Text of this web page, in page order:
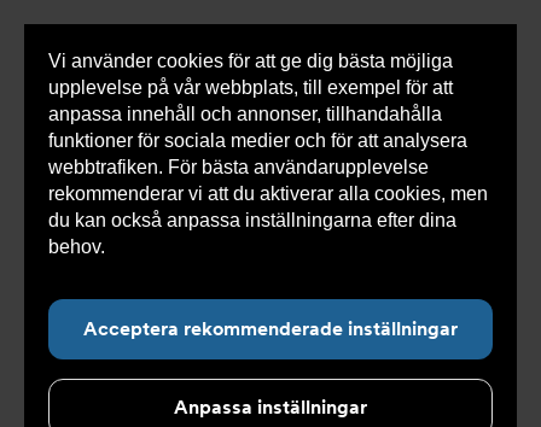
Vi använder cookies för att ge dig bästa möjliga
upplevelse på vår webbplats, till exempel för att
anpassa innehåll och annonser, tillhandahålla
funktioner för sociala medier och för att analysera
webbtrafiken. För bästa användarupplevelse
rekommenderar vi att du aktiverar alla cookies, men
du kan också anpassa inställningarna efter dina
behov.
Acceptera rekommenderade inställningar
Anpassa inställningar
0 varorSnabborder
Du
här:
Armatec > Produkter >
Automatisering och
manövrering
> Pneumatiska manöverdon >
Rack and
pinion
> Pneumatiskt manöverdon AT 3831-
>
Pneumatiskt manöverdon AT 3831-200LT